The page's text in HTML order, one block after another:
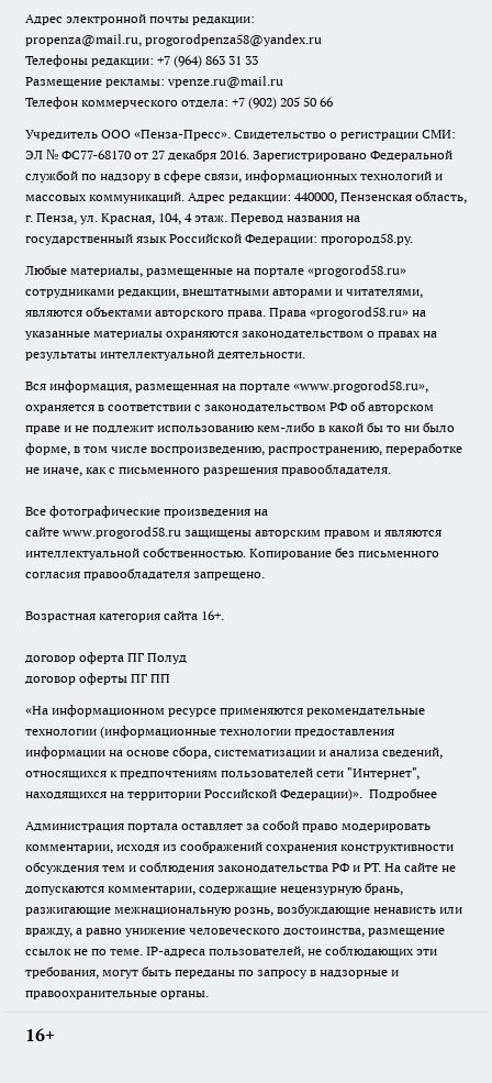
Адрес электронной почты редакции:
propenza@mail.ru, progorodpenza58@yandex.ru
Телефоны редакции: +7 (964) 863 31 33
Размещение рекламы: vpenze.ru@mail.ru
Телефон коммерческого отдела: +7 (902) 205 50 66
Учредитель ООО «Пенза-Пресс». Свидетельство о регистрации СМИ:
ЭЛ № ФС77-68170 от 27 декабря 2016. Зарегистрировано Федеральной
службой по надзору в сфере связи, информационных технологий и
массовых коммуникаций. Адрес редакции: 440000, Пензенская область,
г. Пенза, ул. Красная, 104, 4 этаж. Перевод названия на
государственный язык Российской Федерации: прогород58.ру.
Любые материалы, размещенные на портале «progorod58.ru»
сотрудниками редакции, внештатными авторами и читателями,
являются объектами авторского права. Права «progorod58.ru» на
указанные материалы охраняются законодательством о правах на
результаты интеллектуальной деятельности.
Вся информация, размещенная на портале «www.progorod58.ru»,
охраняется в соответствии с законодательством РФ об авторском
праве и не подлежит использованию кем-либо в какой бы то ни было
форме, в том числе воспроизведению, распространению, переработке
не иначе, как с письменного разрешения правообладателя.
Все фотографические произведения на
сайте www.progorod58.ru защищены авторским правом и являются
интеллектуальной собственностью. Копирование без письменного
согласия правообладателя запрещено.
Возрастная категория сайта 16+.
договор оферта ПГ Полуд
договор оферты ПГ ПП
«На информационном ресурсе применяются рекомендательные
технологии (информационные технологии предоставления
информации на основе сбора, систематизации и анализа сведений,
относящихся к предпочтениям пользователей сети "Интернет",
находящихся на территории Российской Федерации)». Подробнее
Администрация портала оставляет за собой право модерировать
комментарии, исходя из соображений сохранения конструктивности
обсуждения тем и соблюдения законодательства РФ и РТ. На сайте не
допускаются комментарии, содержащие нецензурную брань,
разжигающие межнациональную рознь, возбуждающие ненависть или
вражду, а равно унижение человеческого достоинства, размещение
ссылок не по теме. IP-адреса пользователей, не соблюдающих эти
требования, могут быть переданы по запросу в надзорные и
правоохранительные органы.
16+